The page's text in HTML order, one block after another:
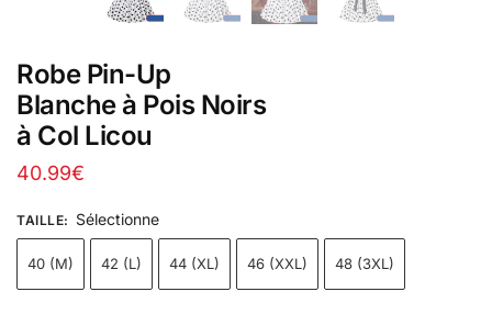
Robe Pin-Up
Blanche à Pois Noirs
à Col Licou
40.99€
TAILLE: Sélectionne
40 (M) 42 (L) 44 (XL) 46 (XXL) 48 (3XL)